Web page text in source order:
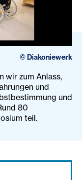
© Diakoniewerk
wir zum Anlass,
und
und
80
teil.